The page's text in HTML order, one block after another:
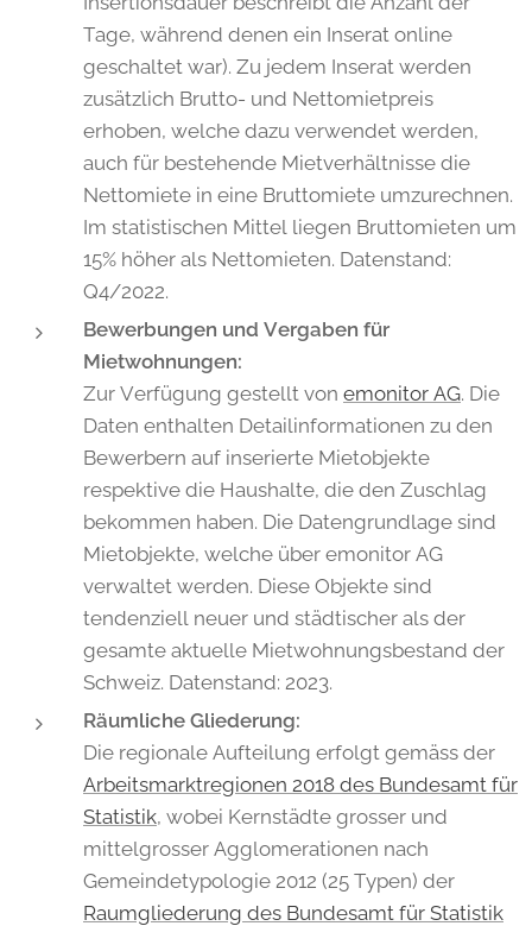
Tage, während denen ein Inserat online
geschaltet war). Zu jedem Inserat werden
zusätzlich Brutto- und Nettomietpreis
erhoben, welche dazu verwendet werden,
auch für bestehende Mietverhältnisse die
Nettomiete in eine Bruttomiete umzurechnen.
Im statistischen Mittel liegen Bruttomieten um
15% höher als Nettomieten. Datenstand:
Q4/2022.
Bewerbungen und Vergaben für
Mietwohnungen:
Zur Verfügung gestellt von emonitor AG. Die
Daten enthalten Detailinformationen zu den
Bewerbern auf inserierte Mietobjekte
respektive die Haushalte, die den Zuschlag
bekommen haben. Die Datengrundlage sind
Mietobjekte, welche über emonitor AG
verwaltet werden. Diese Objekte sind
tendenziell neuer und städtischer als der
gesamte aktuelle Mietwohnungsbestand der
Schweiz. Datenstand: 2023.
Räumliche Gliederung:
Die regionale Aufteilung erfolgt gemäss der
Arbeitsmarktregionen 2018 des Bundesamt für
Statistik, wobei Kernstädte grosser und
mittelgrosser Agglomerationen nach
Gemeindetypologie 2012 (25 Typen) der
Raumgliederung des Bundesamt für Statistik